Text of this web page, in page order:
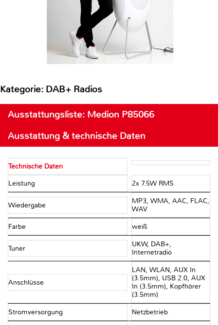
Kategorie: DAB+ Radios
Ausstattungsliste: Medion P85066
Ausstattung & technische Daten
Technische Daten
Leistung 2x 7.5W RMS
Wiedergabe
MP3, WMA, AAC, FLAC,
WAV
Farbe weiß
Tuner
UKW, DAB+,
Internetradio
Anschlüsse
LAN, WLAN, AUX In
(3.5mm), USB 2.0, AUX
In (3.5mm), Kopfhörer
(3.5mm)
Stromversorgung Netzbetrieb